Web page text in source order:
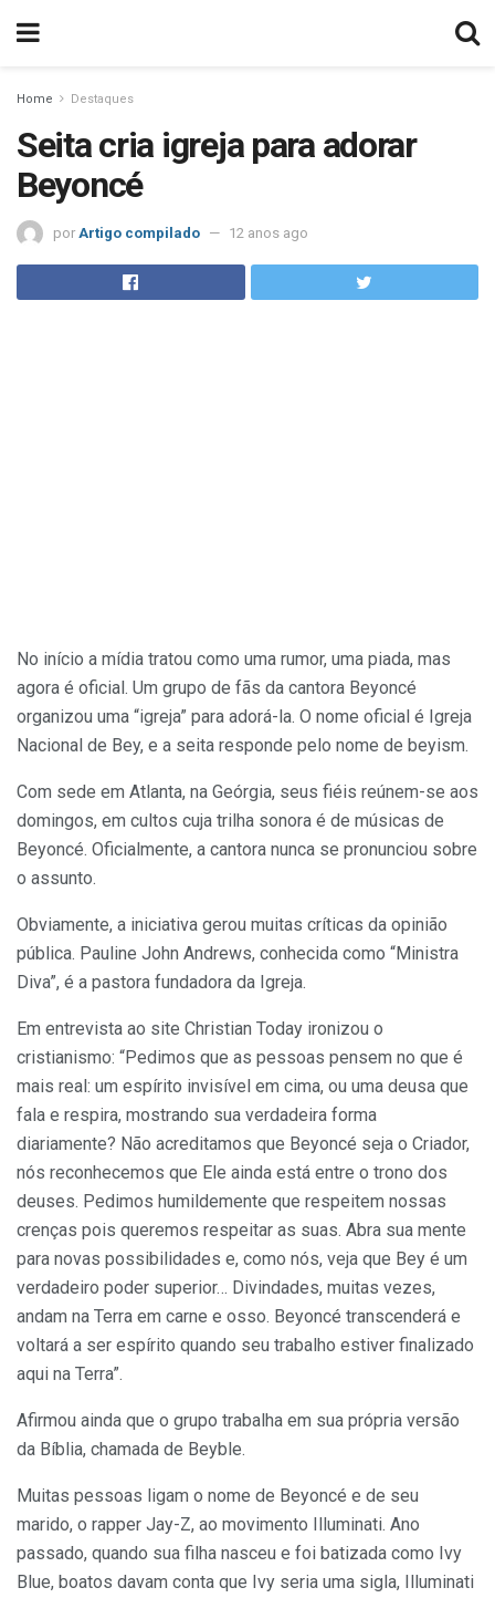
Home Destaques
Seita cria igreja para adorar
Beyoncé
por Artigo compilado 12 anos ago
No início a mídia tratou como uma rumor, uma piada, mas
agora é oficial. Um grupo de fãs da cantora Beyoncé
organizou uma “igreja” para adorá-la. O nome oficial é Igreja
Nacional de Bey, e a seita responde pelo nome de beyism.
Com sede em Atlanta, na Geórgia, seus fiéis reúnem-se aos
domingos, em cultos cuja trilha sonora é de músicas de
Beyoncé. Oficialmente, a cantora nunca se pronunciou sobre
o assunto.
Obviamente, a iniciativa gerou muitas críticas da opinião
pública. Pauline John Andrews, conhecida como “Ministra
Diva”, é a pastora fundadora da Igreja.
Em entrevista ao site Christian Today ironizou o
cristianismo: “Pedimos que as pessoas pensem no que é
mais real: um espírito invisível em cima, ou uma deusa que
fala e respira, mostrando sua verdadeira forma
diariamente? Não acreditamos que Beyoncé seja o Criador,
nós reconhecemos que Ele ainda está entre o trono dos
deuses. Pedimos humildemente que respeitem nossas
crenças pois queremos respeitar as suas. Abra sua mente
para novas possibilidades e, como nós, veja que Bey é um
verdadeiro poder superior… Divindades, muitas vezes,
andam na Terra em carne e osso. Beyoncé transcenderá e
voltará a ser espírito quando seu trabalho estiver finalizado
aqui na Terra”.
Afirmou ainda que o grupo trabalha em sua própria versão
da Bíblia, chamada de Beyble.
Muitas pessoas ligam o nome de Beyoncé e de seu
marido, o rapper Jay-Z, ao movimento Illuminati. Ano
passado, quando sua filha nasceu e foi batizada como Ivy
Blue, boatos davam conta que Ivy seria uma sigla, Illuminati